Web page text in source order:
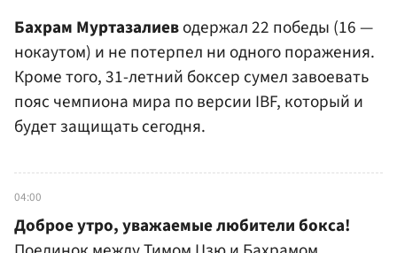
Бахрам Муртазалиеводержал 22 победы (16 —
нокаутом) и не потерпел ни одного поражения.
Кроме того, 31-летний боксер сумел завоевать
пояс чемпиона мира по версии IBF, который и
будет защищать сегодня.
04:00
Доброе утро, уважаемые любители бокса!